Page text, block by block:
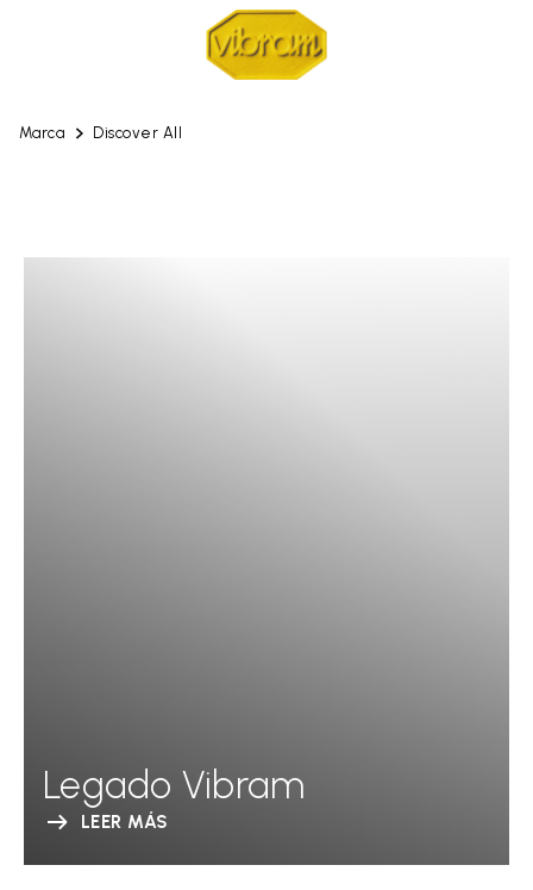
Marca Discover All
Legado Vibram
LEER MÁS